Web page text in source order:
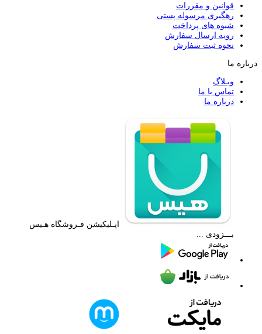
قوانین و مقررات
رهگیری مرسوله پستی
شیوه های پرداخت
رویه ارسال سفارش
نحوه ثبت سفارش
درباره ما
وبـلاگ
تماس با ما
درباره ما
اپـلیکیشن فـروشگاه هـیس
بـــزودی ...